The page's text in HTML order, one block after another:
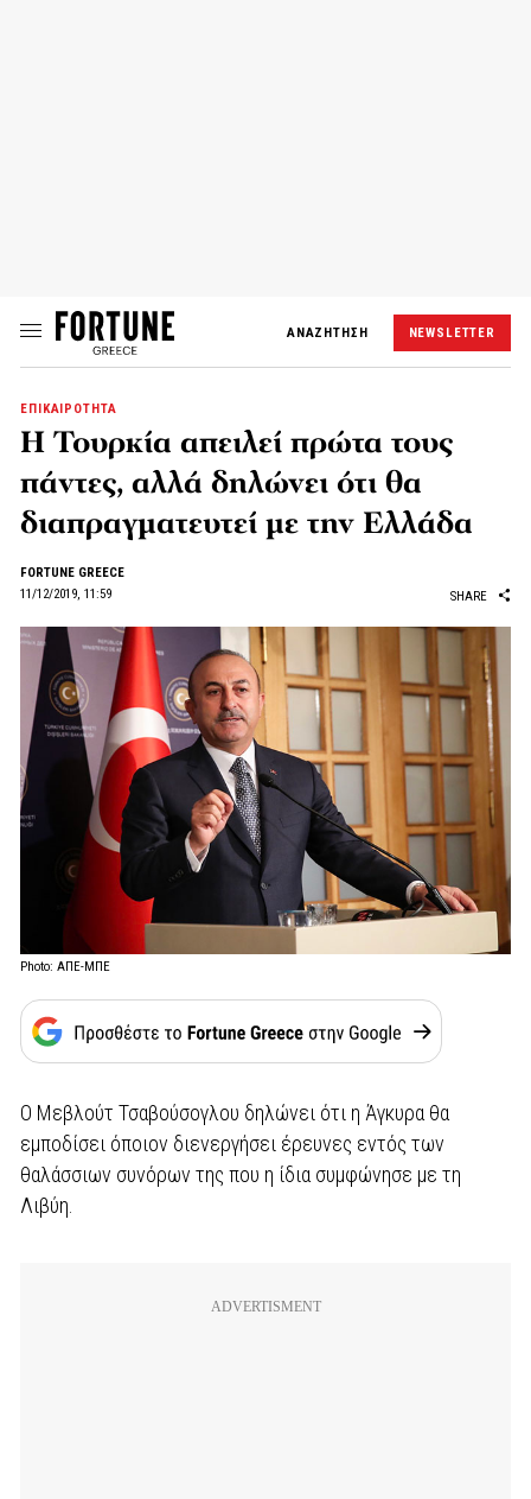
ΑΝΑΖΗΤΗΣΗ NEWSLETTER
ΕΠΙΚΑΙΡΟΤΗΤΑ
Η Τουρκία απειλεί πρώτα τους
πάντες, αλλά δηλώνει ότι θα
διαπραγματευτεί με την Ελλάδα
FORTUNE GREECE
11/12/2019, 11:59
SHARE
Photo: ΑΠΕ-ΜΠΕ
Ο Μεβλούτ Τσαβούσογλου δηλώνει ότι η Άγκυρα θα
εμποδίσει όποιον διενεργήσει έρευνες εντός των
θαλάσσιων συνόρων της που η ίδια συμφώνησε με τη
Λιβύη.